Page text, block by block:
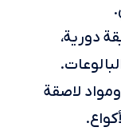
دورية،
لاصقة